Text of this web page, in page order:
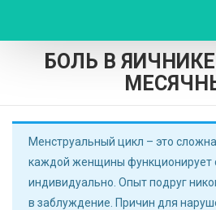
БОЛЬ В
Менструальный цикл – это
каждой женщины функционирует
индивидуально. Опыт подруг
в заблуждение. Причин для